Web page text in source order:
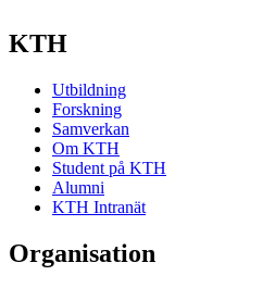
KTH
Utbildning
Forskning
Samverkan
Om KTH
Student på KTH
Alumni
KTH Intranät
Organisation